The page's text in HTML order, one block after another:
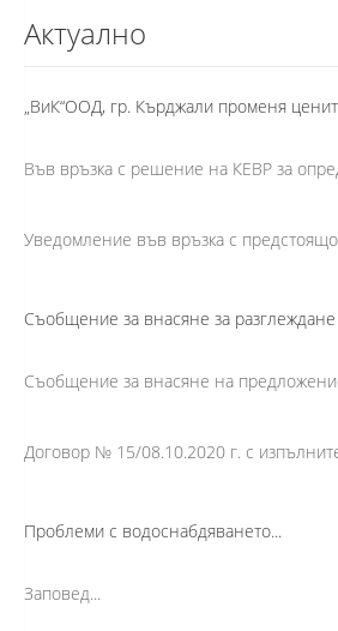
Актуално
„ВиК“ООД, гр. Кърджали променя
Във връзка с решение на КЕВР за
Уведомление във връзка с
Съобщение за внасяне за
Съобщение за внасяне на
Договор № 15/08.10.2020 г. с
Проблеми с водоснабдяването...
Заповед...